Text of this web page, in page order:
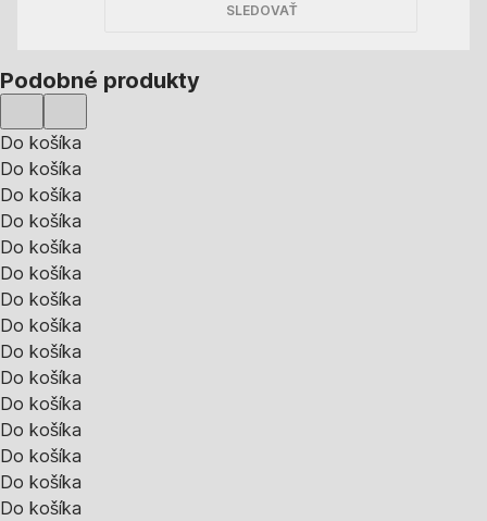
SLEDOVAŤ
Podobné produkty
Do košíka
Do košíka
Do košíka
Do košíka
Do košíka
Do košíka
Do košíka
Do košíka
Do košíka
Do košíka
Do košíka
Do košíka
Do košíka
Do košíka
Do košíka